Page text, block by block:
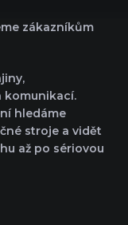
zákazníkům
komunikací.
stroje a vidět
až po sériovou